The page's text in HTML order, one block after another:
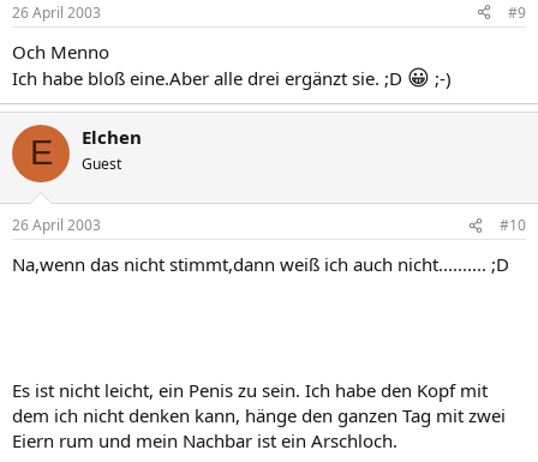
26 April 2003 #9
Och Menno
Ich habe bloß eine.Aber alle drei ergänzt sie. ;D 😀 ;-)
E Elchen
Guest
26 April 2003 #10
Na,wenn das nicht stimmt,dann weiß ich auch nicht.......... ;D
Es ist nicht leicht, ein Penis zu sein. Ich habe den Kopf mit
dem ich nicht denken kann, hänge den ganzen Tag mit zwei
Eiern rum und mein Nachbar ist ein Arschloch.